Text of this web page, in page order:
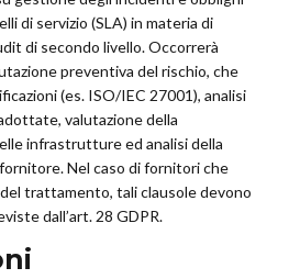
di servizio (SLA) in materia di
di secondo livello. Occorrerà
preventiva del rischio, che
(es. ISO/IEC 27001), analisi
valutazione della
infrastrutture ed analisi della
Nel caso di fornitori che
trattamento, tali clausole devono
dall’art. 28 GDPR.